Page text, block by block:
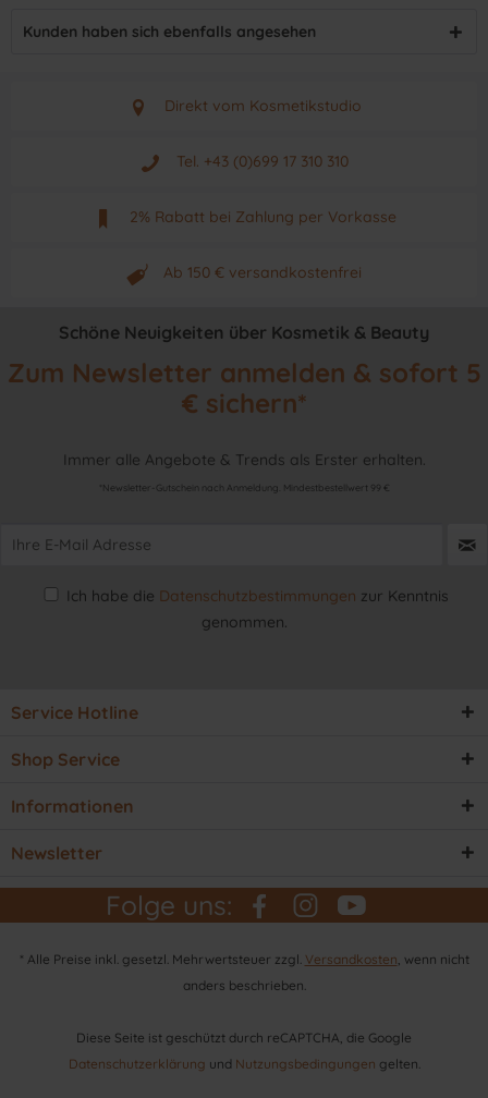
Kunden haben sich ebenfalls angesehen
Direkt vom Kosmetikstudio
Aus Graz - Österreich
Tel. +43 (0)699 17 310 310
Mo - Fr. von 9 - 17 Uhr
2% Rabatt bei Zahlung per Vorkasse
Neuwertiges & aktuelles Produkt
Ab 150 € versandkostenfrei
Originalprodukt vom Hersteller
Schöne Neuigkeiten über Kosmetik & Beauty
Zum Newsletter anmelden & sofort 5
€ sichern*
Immer alle Angebote & Trends als Erster erhalten.
*Newsletter-Gutschein nach Anmeldung. Mindestbestellwert 99 €
Ich habe die Datenschutzbestimmungen zur Kenntnis
genommen.
Service Hotline
Shop Service
Informationen
Newsletter
Folge uns:
* Alle Preise inkl. gesetzl. Mehrwertsteuer zzgl. Versandkosten , wenn nicht
anders beschrieben.
Diese Seite ist geschützt durch reCAPTCHA, die Google
Datenschutzerklärung und Nutzungsbedingungen gelten.